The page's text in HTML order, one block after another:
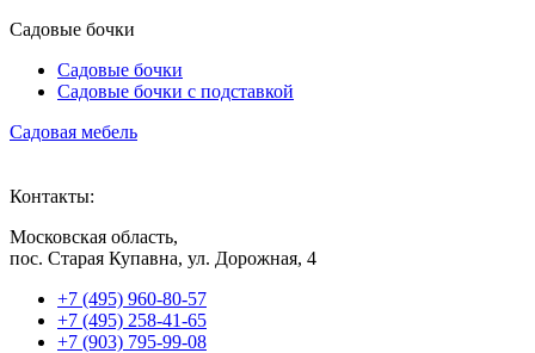
Садовые бочки
Садовые бочки
Садовые бочки c подставкой
Садовая мебель
Контакты:
Московская область,
пос. Старая Купавна, ул. Дорожная, 4
+7 (495) 960-80-57
+7 (495) 258-41-65
+7 (903) 795-99-08